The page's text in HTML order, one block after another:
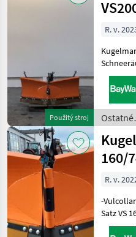
/
Použitý stroj
R. v.
2023,
6.990, -
Ostatné t
Ostatné
/
160/
R. v.
-
Satz VS
KAT 1, Vario S!